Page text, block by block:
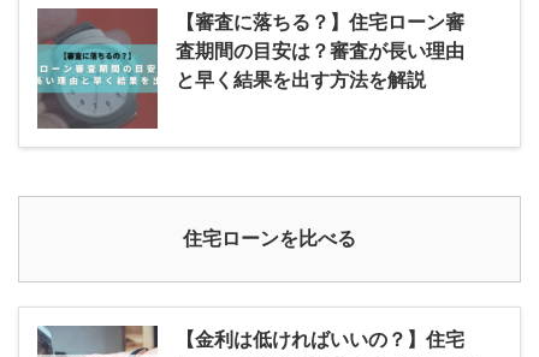
【審査に落ちる？】住宅ローン審
査期間の目安は？審査が長い理由
と早く結果を出す方法を解説
住宅ローンを比べる
【金利は低ければいいの？】住宅